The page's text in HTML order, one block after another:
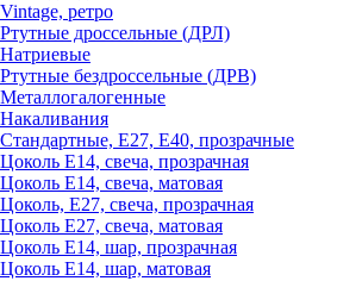
Vintage, ретро
Ртутные дроссельные (ДРЛ)
Натриевые
Ртутные бездроссельные (ДРВ)
Металлогалогенные
Накаливания
Стандартные, Е27, Е40, прозрачные
Цоколь Е14, свеча, прозрачная
Цоколь Е14, свеча, матовая
Цоколь, Е27, свеча, прозрачная
Цоколь Е27, свеча, матовая
Цоколь Е14, шар, прозрачная
Цоколь Е14, шар, матовая